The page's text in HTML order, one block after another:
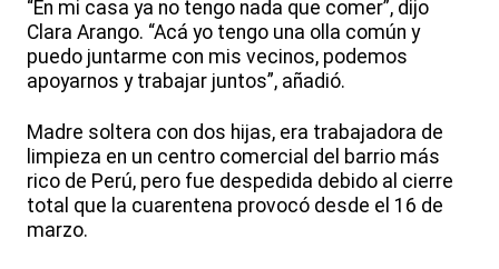
“En mi casa ya no tengo nada que comer”, dijo
Clara Arango. “Acá yo tengo una olla común y
puedo juntarme con mis vecinos, podemos
apoyarnos y trabajar juntos”, añadió.
Madre soltera con dos hijas, era trabajadora de
limpieza en un centro comercial del barrio más
rico de Perú, pero fue despedida debido al cierre
total que la cuarentena provocó desde el 16 de
marzo.